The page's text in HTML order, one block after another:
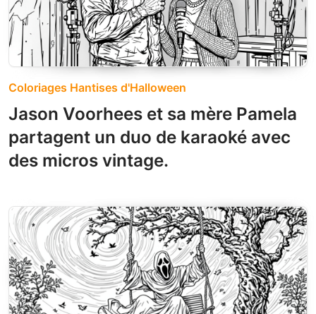
Coloriages Hantises d'Halloween
Jason Voorhees et sa mère Pamela
partagent un duo de karaoké avec
des micros vintage.